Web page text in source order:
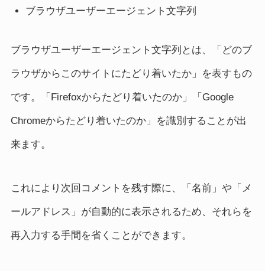
ブラウザユーザーエージェント文字列
ブラウザユーザーエージェント文字列とは、「どのブ
ラウザからこのサイトにたどり着いたか」を表すもの
です。「Firefoxからたどり着いたのか」「Google
Chromeからたどり着いたのか」を識別することが出
来ます。
これにより次回コメントを残す際に、「名前」や「メ
ールアドレス」が自動的に表示されるため、それらを
再入力する手間を省くことができます。